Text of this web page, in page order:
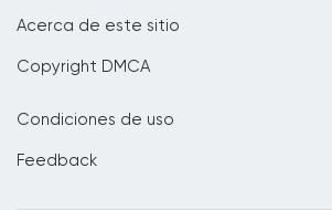
Canadá
Acerca de este sitio
Copyright DMCA
Condiciones de uso
Feedback